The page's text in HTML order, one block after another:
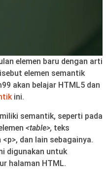
elemen baru dengan arti
elemen semantik
akan belajar HTML5 dan
ini.
semantik, seperti pada
<table>, teks
dan lain sebagainya.
digunakan untuk
halaman HTML.